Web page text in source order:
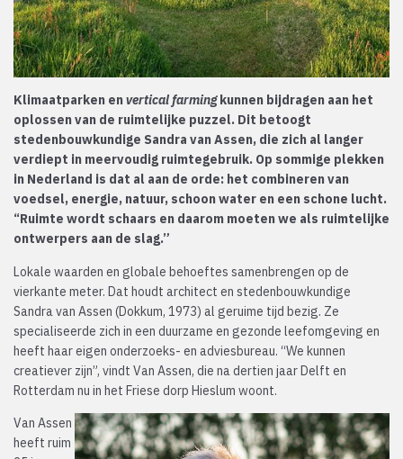
Klimaatparken envertical farmingkunnen bijdragen aan het
oplossen van de ruimtelijke puzzel. Dit betoogt
stedenbouwkundige Sandra van Assen, die zich al langer
verdiept in meervoudig ruimtegebruik. Op sommige plekken
in Nederland is dat al aan de orde: het combineren van
voedsel, energie, natuur, schoon water en een schone lucht.
“Ruimte wordt schaars en daarom moeten we als ruimtelijke
ontwerpers aan de slag.”
Lokale waarden en globale behoeftes samenbrengen op de
vierkante meter. Dat houdt architect en stedenbouwkundige
Sandra van Assen (Dokkum, 1973) al geruime tijd bezig. Ze
specialiseerde zich in een duurzame en gezonde leefomgeving en
heeft haar eigen onderzoeks- en adviesbureau. “We kunnen
creatiever zijn”, vindt Van Assen, die na dertien jaar Delft en
Rotterdam nu in het Friese dorp Hieslum woont.
Van Assen
heeft ruim